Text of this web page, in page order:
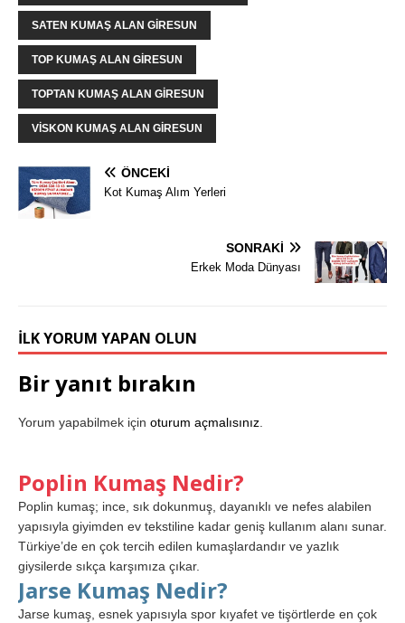
SATEN KUMAŞ ALAN GIRESUN
TOP KUMAŞ ALAN GIRESUN
TOPTAN KUMAŞ ALAN GIRESUN
VISKON KUMAŞ ALAN GIRESUN
ÖNCEKI
Kot Kumaş Alım Yerleri
SONRAKI
Erkek Moda Dünyası
İLK YORUM YAPAN OLUN
Bir yanıt bırakın
Yorum yapabilmek için oturum açmalısınız.
Poplin Kumaş Nedir?
Poplin kumaş; ince, sık dokunmuş, dayanıklı ve nefes alabilen
yapısıyla giyimden ev tekstiline kadar geniş kullanım alanı sunar.
Türkiye’de en çok tercih edilen kumaşlardandır ve yazlık
giysilerde sıkça karşımıza çıkar.
Jarse Kumaş Nedir?
Jarse kumaş, esnek yapısıyla spor kıyafet ve tişörtlerde en çok